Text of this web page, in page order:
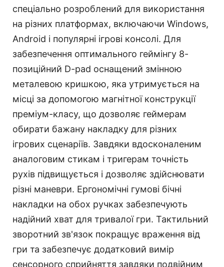
спеціально розроблений для використання
на різних платформах, включаючи Windows,
Android і популярні ігрові консолі. Для
забезпечення оптимального геймінгу 8-
позиційний D-pad оснащений змінною
металевою кришкою, яка утримується на
місці за допомогою магнітної конструкції
преміум-класу, що дозволяє геймерам
обирати бажану накладку для різних
ігрових сценаріїв. Завдяки вдосконаленим
аналоговим стикам і тригерам точність
рухів підвищується і дозволяє здійснювати
різні маневри. Ергономічні гумові бічні
накладки на обох ручках забезпечують
надійний хват для тривалої гри. Тактильний
зворотний зв'язок покращує враження від
гри та забезпечує додатковий вимір
сенсорного сприйняття завдяки подвійним